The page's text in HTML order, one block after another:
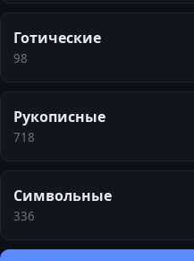
Готические
98
Рукописные
718
Символьные
336